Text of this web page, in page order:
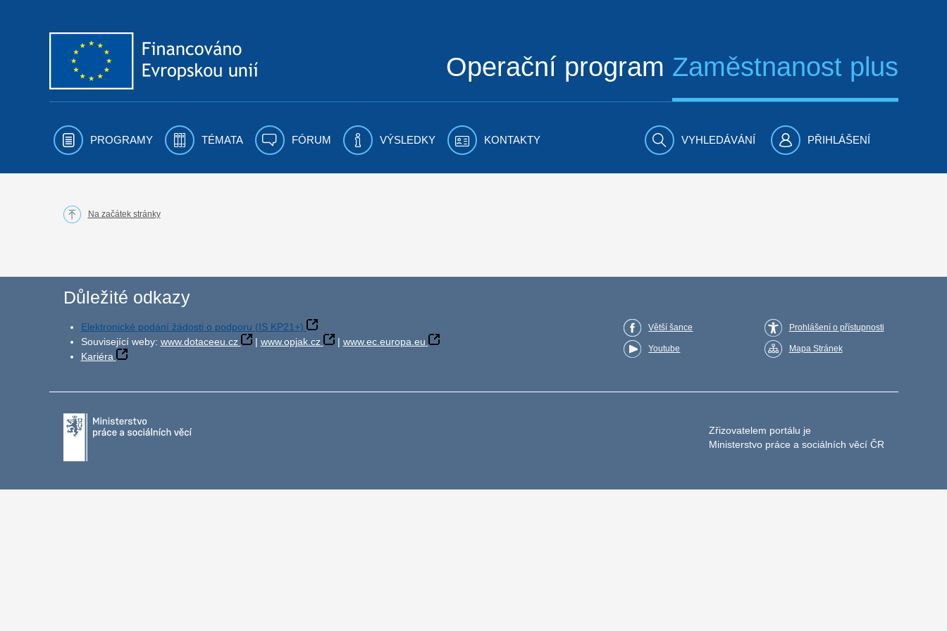
Operační program Zaměstnanost plus
PROGRAMY TÉMATA FÓRUM VÝSLEDKY KONTAKTY VYHLEDÁVÁNÍ PŘIHLÁŠENÍ
Na začátek stránky
Důležité odkazy
Elektronické podání žádosti o podporu (IS KP21+)
Související weby: www.dotaceeu.cz | www.opjak.cz | www.ec.europa.eu
Kariéra
Větší šance
Youtube
Prohlášení o přístupnosti
Mapa Stránek
Zřizovatelem portálu je
Ministerstvo práce a sociálních věcí ČR